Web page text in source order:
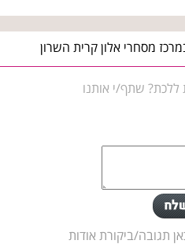
מסחרי אלון קרית השרון
ללכת? שתף/י אותנו
תגובה/ביקורת אודות